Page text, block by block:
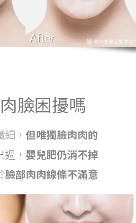
臉困擾嗎
細， 但唯獨臉肉肉的
過， 嬰兒肥仍消不掉
臉部肉肉線條不滿意